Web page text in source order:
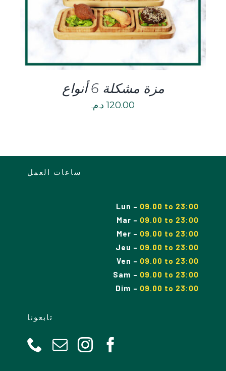
مزة مشكلة 6 أنواع
120.00 د.م.
ساعات العمل
Lun – 09.00 to 23:00
Mar – 09.00 to 23:00
Mer – 09.00 to 23:00
Jeu – 09.00 to 23:00
Ven – 09.00 to 23:00
Sam – 09.00 to 23:00
Dim – 09.00 to 23:00
تابعونا